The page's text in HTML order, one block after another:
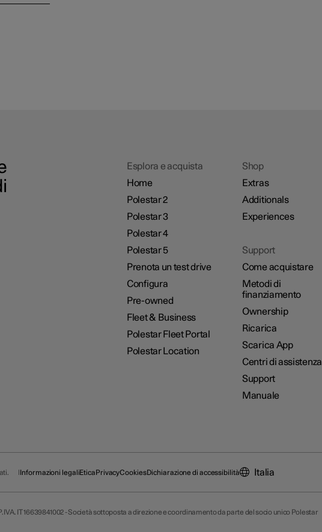
Esplora e acquista
Home
Polestar 2
Polestar 3
Polestar 4
Polestar 5
Prenota un test drive
Configura
Pre-owned
Fleet & Business
Polestar Fleet Portal
Polestar Location
Shop
Extras
Additionals
Experiences
Support
Come acquistare
Metodi di
finanziamento
Ownership
Ricarica
Scarica App
Centri di assistenza
Support
Manuale
Informazioni legaliEticaPrivacyCookiesDichiarazione di accessibilità Italia
IT 16639841002 - Società sottoposta a direzione e coordinamento da parte del socio unico Polestar